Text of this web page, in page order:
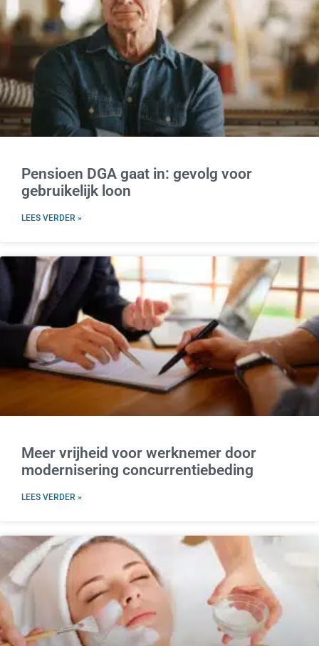
Pensioen DGA gaat in: gevolg voor
gebruikelijk loon
LEES VERDER »
Meer vrijheid voor werknemer door
modernisering concurrentiebeding
LEES VERDER »